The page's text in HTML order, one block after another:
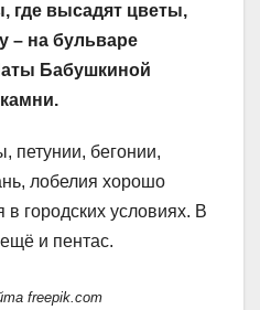
высадят цветы,
– на бульваре
Бабушкиной
петунии, бегонии,
лобелия хорошо
городских условиях. В
и пентас.
freepik.com